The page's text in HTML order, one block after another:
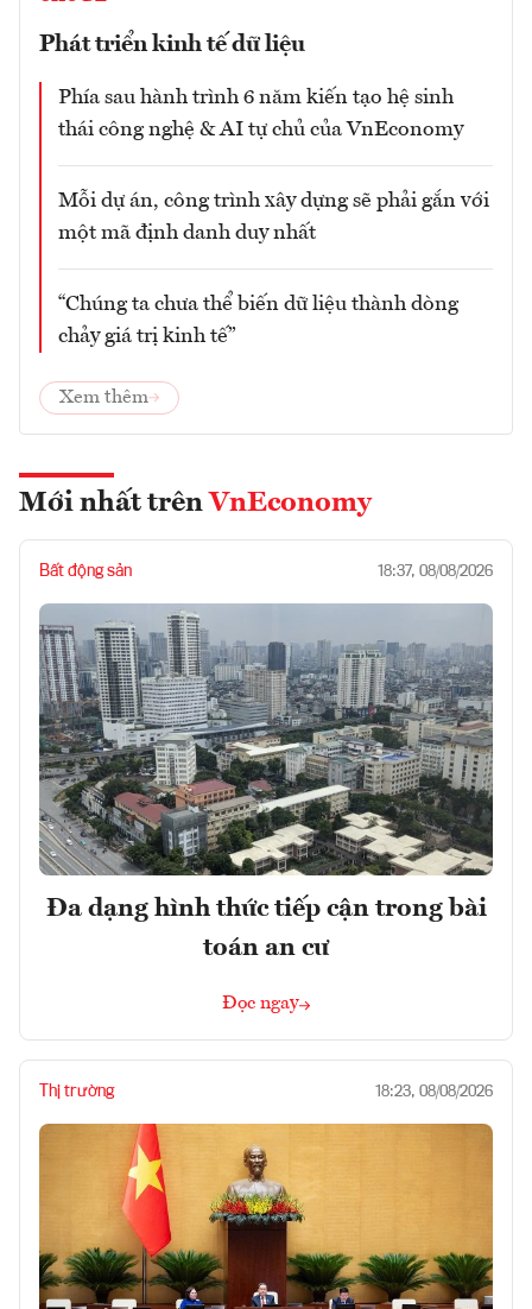
Phát triển kinh tế dữ liệu
Phía sau hành trình 6 năm kiến tạo hệ sinh
thái công nghệ & AI tự chủ của VnEconomy
Mỗi dự án, công trình xây dựng sẽ phải gắn với
một mã định danh duy nhất
“Chúng ta chưa thể biến dữ liệu thành dòng
chảy giá trị kinh tế”
Xem thêm
Mới nhất trên VnEconomy
Bất động sản 18:37, 08/08/2026
Đa dạng hình thức tiếp cận trong bài
toán an cư
Đọc ngay
Thị trường 18:23, 08/08/2026